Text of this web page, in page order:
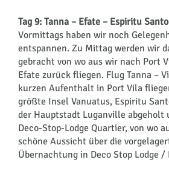
Tag 9: Tanna – Efate – Espiritu
Vormittags haben wir noch
entspannen. Zu Mittag werden wir
gebracht von wo aus wir nach Port
Efate zurück fliegen. Flug Tanna –
kurzen Aufenthalt in Port Vila
größte Insel Vanuatus, Espiritu
der Hauptstadt Luganville abgeholt
Deco-Stop-Lodge Quartier, von wo
schöne Aussicht über die
Übernachtung in Deco Stop Lodge /